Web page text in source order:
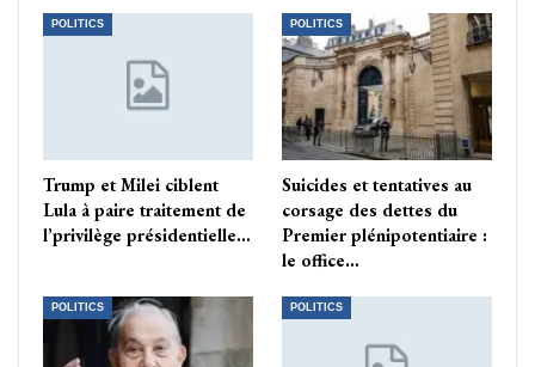
POLITICS
Trump et Milei ciblent
Lula à paire traitement de
l’privilège présidentielle…
POLITICS
Suicides et tentatives au
corsage des dettes du
Premier plénipotentiaire :
le office…
POLITICS POLITICS